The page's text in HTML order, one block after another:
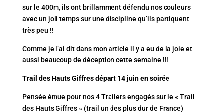
sur le 400m, ils ont brillamment défendu nos couleurs
avec un joli temps sur une discipline qu’ils partiquent
très peu !!
Comme je l’ai dit dans mon article il y a eu de la joie et
aussi beaucoup de déception cette semaine !!!
Trail des Hauts Giffres départ 14 juin en soirée
Pensée émue pour nos 4 Trailers engagés sur le « Trail
des Hauts Giffres » (trail un des plus dur de France)